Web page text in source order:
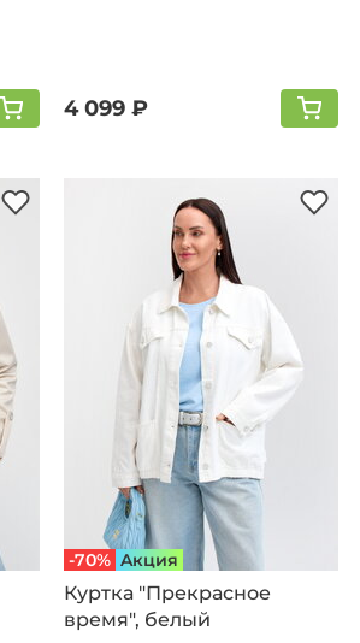
4 099 ₽
-70% Aкция
Куртка "Прекрасное
время", белый